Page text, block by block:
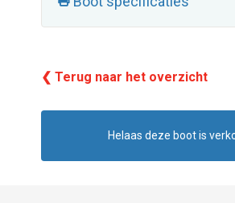
❮ Terug naar het overzicht
Helaas deze boot is